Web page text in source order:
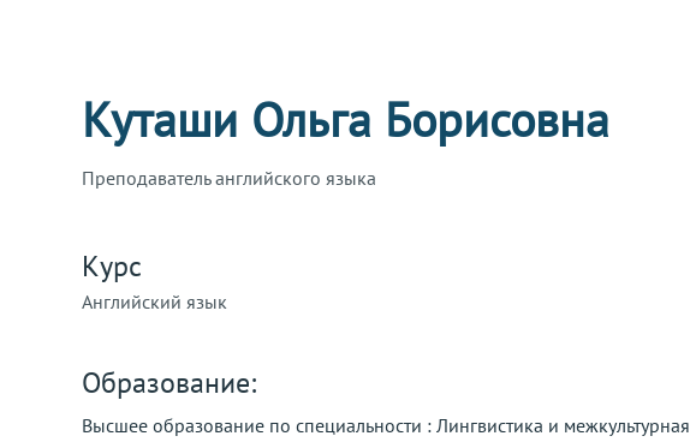
Куташи Ольга Борисовна
Преподаватель английского языка
Курс
Английский язык
Образование:
Высшее образование по специальности : Лингвистика и межкультурная